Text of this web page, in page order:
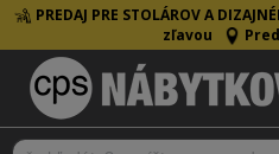
PREDAJ PRE STOLÁROV A
zľavou